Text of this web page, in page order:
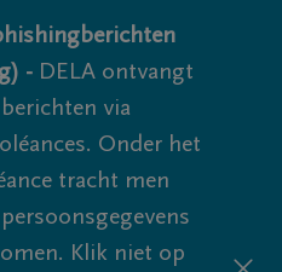
- DELA ontvangt
via
Onder het
tracht men
Klik niet op